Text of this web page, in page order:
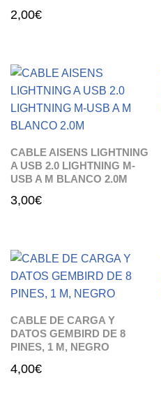
2,00€
CABLE AISENS LIGHTNING
A USB 2.0 LIGHTNING M-
USB A M BLANCO 2.0M
3,00€
CABLE DE CARGA Y
DATOS GEMBIRD DE 8
PINES, 1 M, NEGRO
4,00€